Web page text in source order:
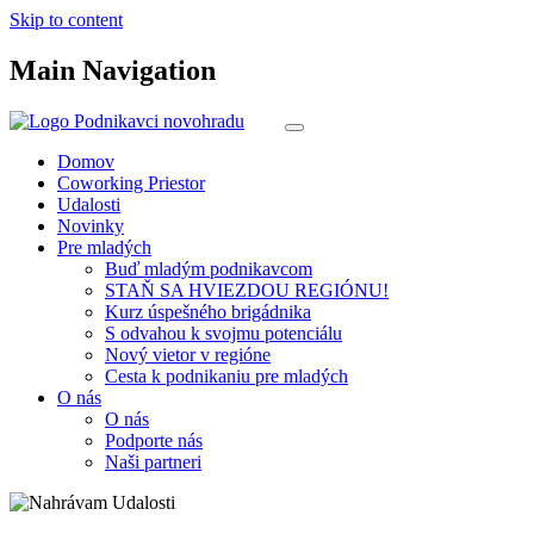
Skip to content
Main Navigation
Domov
Coworking Priestor
Udalosti
Novinky
Pre mladých
Buď mladým podnikavcom
STAŇ SA HVIEZDOU REGIÓNU!
Kurz úspešného brigádnika
S odvahou k svojmu potenciálu
Nový vietor v regióne
Cesta k podnikaniu pre mladých
O nás
O nás
Podporte nás
Naši partneri